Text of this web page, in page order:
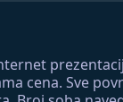
cena. Sve